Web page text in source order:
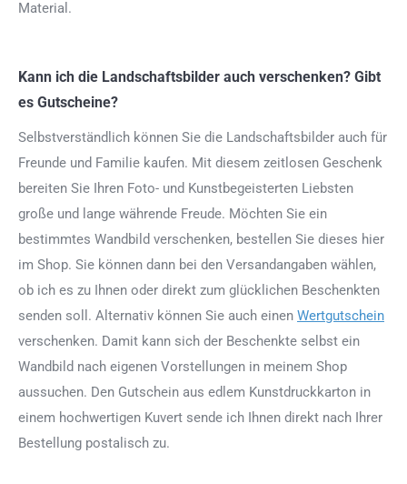
Material.
Kann ich die Landschaftsbilder auch verschenken? Gibt
es Gutscheine?
Selbstverständlich können Sie die Landschaftsbilder auch für
Freunde und Familie kaufen. Mit diesem zeitlosen Geschenk
bereiten Sie Ihren Foto- und Kunstbegeisterten Liebsten
große und lange währende Freude. Möchten Sie ein
bestimmtes Wandbild verschenken, bestellen Sie dieses hier
im Shop. Sie können dann bei den Versandangaben wählen,
ob ich es zu Ihnen oder direkt zum glücklichen Beschenkten
senden soll. Alternativ können Sie auch einen Wertgutschein
verschenken. Damit kann sich der Beschenkte selbst ein
Wandbild nach eigenen Vorstellungen in meinem Shop
aussuchen. Den Gutschein aus edlem Kunstdruckkarton in
einem hochwertigen Kuvert sende ich Ihnen direkt nach Ihrer
Bestellung postalisch zu.